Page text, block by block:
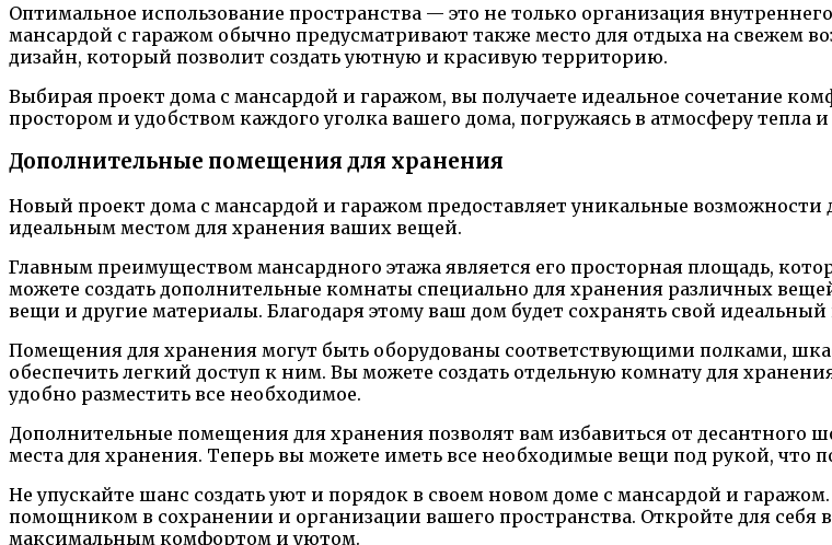
Оптимальное использование пространства — это не только организация
мансардой с гаражом обычно предусматривают также место для отдыха на свежем
дизайн, который позволит создать уютную и красивую территорию.
Выбирая проект дома с мансардой и гаражом, вы получаете идеальное сочетание
простором и удобством каждого уголка вашего дома, погружаясь в атмосферу тепла
Дополнительные помещения для хранения
Новый проект дома с мансардой и гаражом предоставляет уникальные
идеальным местом для хранения ваших вещей.
Главным преимуществом мансардного этажа является его просторная площадь,
можете создать дополнительные комнаты специально для хранения различных
вещи и другие материалы. Благодаря этому ваш дом будет сохранять свой идеальный
Помещения для хранения могут быть оборудованы соответствующими полками,
обеспечить легкий доступ к ним. Вы можете создать отдельную комнату для
удобно разместить все необходимое.
Дополнительные помещения для хранения позволят вам избавиться от десантного
места для хранения. Теперь вы можете иметь все необходимые вещи под рукой, что
Не упускайте шанс создать уют и порядок в своем новом доме с мансардой и
помощником в сохранении и организации вашего пространства. Откройте для себя
максимальным комфортом и уютом.